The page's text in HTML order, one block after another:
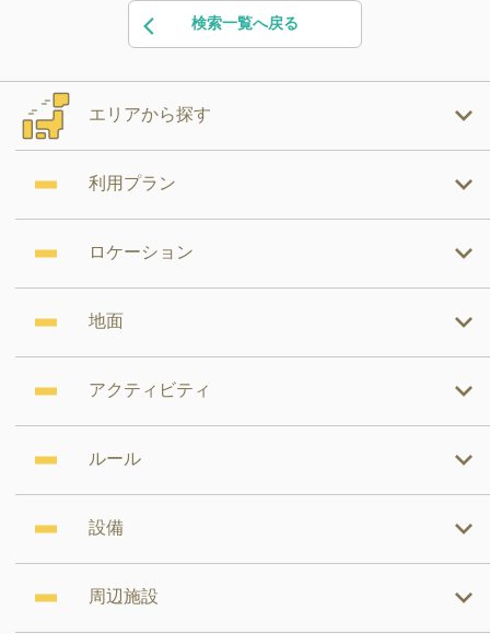
検索一覧へ戻る
エリアから探す
利用プラン
ロケーション
地面
アクティビティ
ルール
設備
周辺施設